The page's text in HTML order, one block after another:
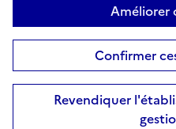
Améliorer
Confirmer
Revendiquer